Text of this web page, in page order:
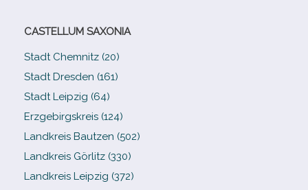
CASTELLUM SAXONIA
Stadt Chemnitz (20)
Stadt Dresden (161)
Stadt Leipzig (64)
Erzgebirgskreis (124)
Landkreis Bautzen (502)
Landkreis Görlitz (330)
Landkreis Leipzig (372)